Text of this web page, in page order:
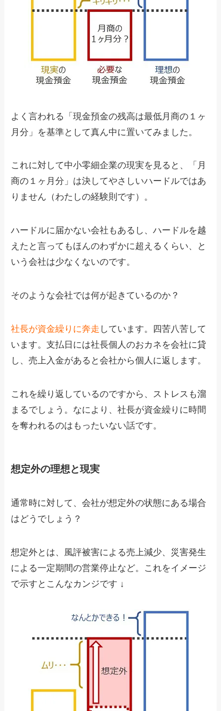
よく言われる「現金預金の残高は最低月商の１ヶ
月分」を基準として真ん中に置いてみました。
これに対して中小零細企業の現実を見ると、「月
商の１ヶ月分」は決してやさしいハードルではあ
りません（わたしの経験則です）。
ハードルに届かない会社もあるし、ハードルを越
えたと言ってもほんのわずかに超えるくらい、と
いう会社は少なくないのです。
そのような会社では何が起きているのか？
社長が資金繰りに奔走 しています。四苦八苦して
います。支払日には社長個人のおカネを会社に貸
し、売上入金があると会社から個人に返します。
これを繰り返しているのですから、ストレスも溜
まるでしょう。なにより、社長が資金繰りに時間
を奪われるのはもったいない話です。
想定外の理想と現実
通常時に対して、会社が想定外の状態にある場合
はどうでしょう？
想定外とは、風評被害による売上減少、災害発生
による一定期間の営業停止など。これをイメージ
で示すとこんなカンジです ↓